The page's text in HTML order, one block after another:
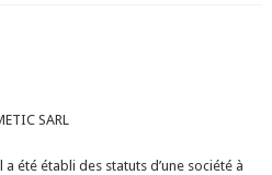
SARL
été établi des statuts d’une société à